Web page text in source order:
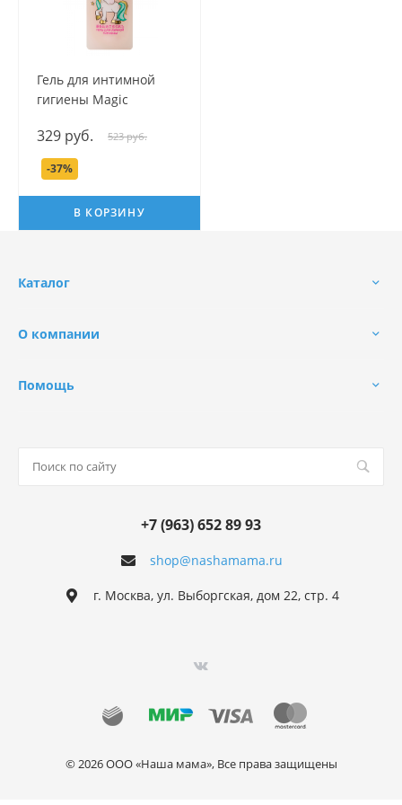
Гель для интимной
гигиены Magic
250 мл.
329 руб. 523 руб.
-37%
В КОРЗИНУ
Каталог
О компании
Помощь
shop@nashamama.ru
+7 (963) 652 89 93
г. Москва, ул. Выборгская, дом 22, стр. 4
© 2026 ООО «Наша мама», Все права защищены